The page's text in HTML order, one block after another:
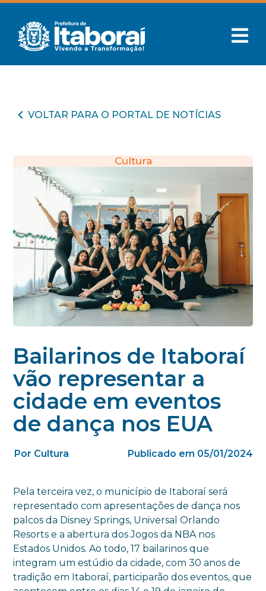
VOLTAR PARA O PORTAL DE NOTÍCIAS
Cultura
Bailarinos de Itaboraí
vão representar a
cidade em eventos
de dança nos EUA
Por Cultura Publicado em 05/01/2024
Pela terceira vez, o município de Itaboraí será
representado com apresentações de dança nos
palcos da Disney Springs, Universal Orlando
Resorts e a abertura dos Jogos da NBA nos
Estados Unidos. Ao todo, 17 bailarinos que
integram um estúdio da cidade, com 30 anos de
tradição em Itaboraí, participarão dos eventos, que